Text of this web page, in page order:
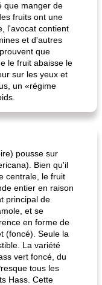
que manger de
fruits ont une
l'avocat contient
et d'autres
que
le fruit abaisse le
sur les yeux et
un «régime
pousse sur
Bien qu'il
centrale, le fruit
entier en raison
principal de
et se
en forme de
(foncé). Seule la
La variété
vert foncé, du
tous les
Hass. Cette